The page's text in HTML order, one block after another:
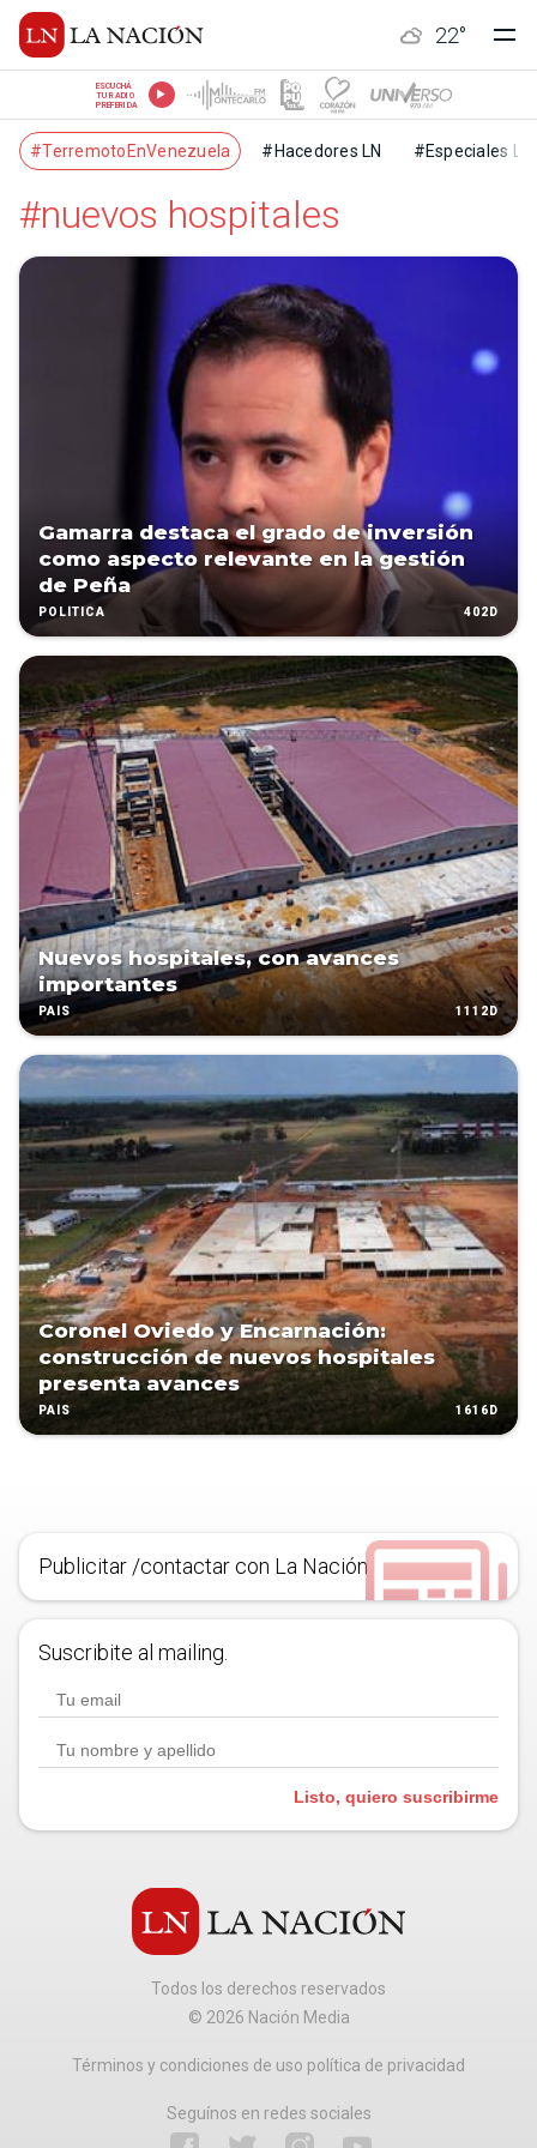
22°
ESCUCHÁ
TU RADIO
PREFERIDA
#TerremotoEnVenezuela #Hacedores LN #Especiales LN
#nuevos hospitales
Gamarra destaca el grado de inversión
como aspecto relevante en la gestión
de Peña
POLÍTICA 402D
Nuevos hospitales, con avances
importantes
PAÍS 1112D
Coronel Oviedo y Encarnación:
construcción de nuevos hospitales
presenta avances
PAÍS 1616D
Publicitar /contactar con La Nación
Suscribite al mailing.
Listo, quiero suscribirme
Todos los derechos reservados
© 2026 Nación Media
Términos y condiciones de uso política de privacidad
Seguínos en redes sociales